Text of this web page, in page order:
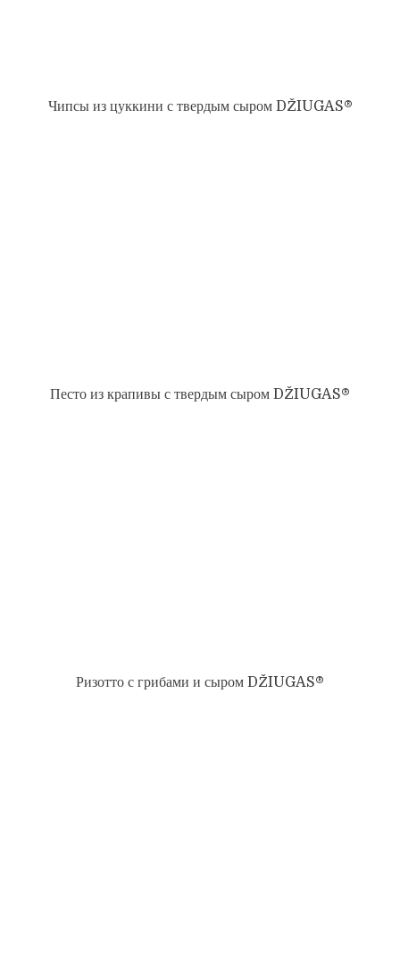
Чипсы из цуккини с твердым сыром DŽIUGAS®
Песто из крапивы с твердым сыром DŽIUGAS®
Ризотто с грибами и сыром DŽIUGAS®